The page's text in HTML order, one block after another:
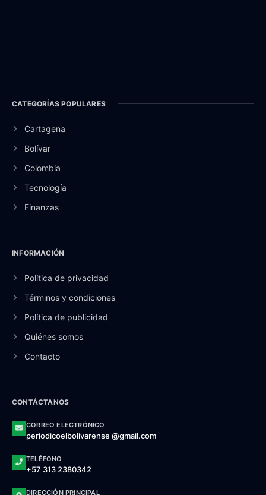
CATEGORÍAS POPULARES
Cartagena
Bolívar
Colombia
Tecnología
Finanzas
INFORMACIÓN
Política de privacidad
Términos y condiciones
Política de publicidad
Quiénes somos
Contacto
CONTÁCTANOS
CORREO ELECTRÓNICO
periodicoelbolivarense @gmail.com
TELÉFONO
+57 313 2380342
DIRECCIÓN PRINCIPAL